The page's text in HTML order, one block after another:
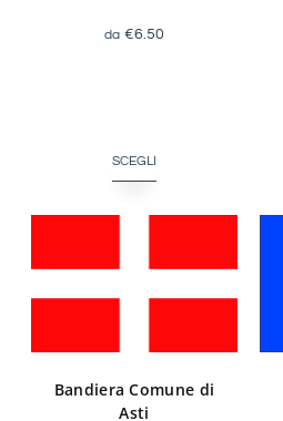
€6.50
SCEGLI
Bandiera Comune di
Asti